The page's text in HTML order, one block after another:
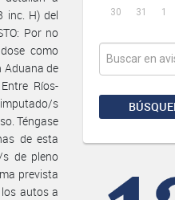
30
31 1
inc. H) del
Por no
como
Aduana de
Ríos-
imputado/s
Téngase
de esta
s de pleno
prevista
autos a